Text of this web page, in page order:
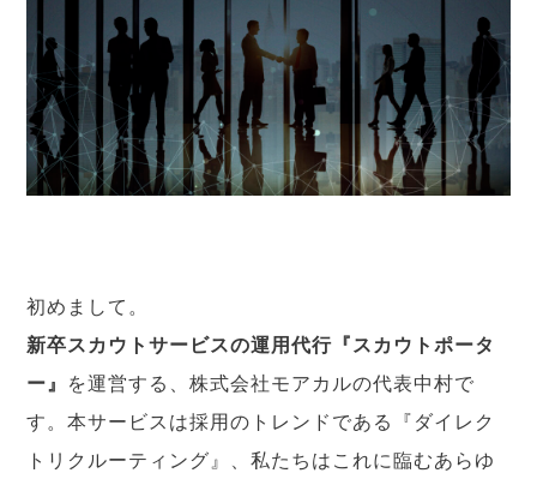
初めまして。
新卒スカウトサービスの運用代行『スカウトポータ
ー』 を運営する、株式会社モアカルの代表中村で
す。本サービスは採用のトレンドである『ダイレク
トリクルーティング』、私たちはこれに臨むあらゆ